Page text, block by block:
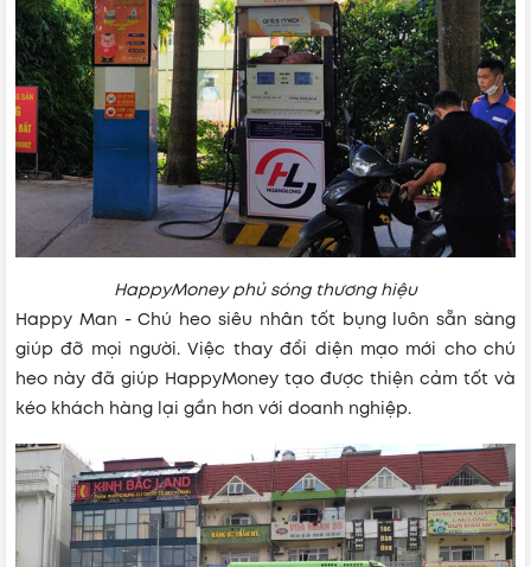
HappyMoney phủ sóng thương hiệu
Happy Man - Chú heo siêu nhân tốt bụng luôn sẵn sàng
giúp đỡ mọi người. Việc thay đổi diện mạo mới cho chú
heo này đã giúp HappyMoney tạo được thiện cảm tốt và
kéo khách hàng lại gần hơn với doanh nghiệp.